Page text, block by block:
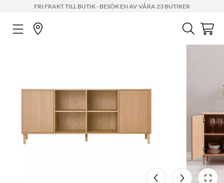
FRI FRAKT TILL BUTIK - BESÖK EN AV VÅRA 23 BUTIKER